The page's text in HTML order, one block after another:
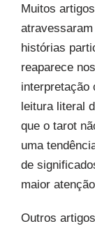
Muitos
histórias
reaparece
interpretação
leitura literal
que o tarot
uma
de
maior
Outros